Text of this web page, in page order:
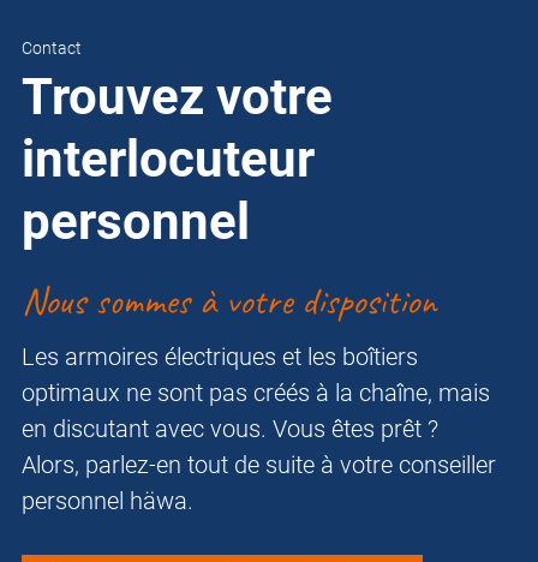
Contact
Trouvez votre
interlocuteur
personnel
Nous sommes à votre disposition
Les armoires électriques et les boîtiers
optimaux ne sont pas créés à la chaîne, mais
en discutant avec vous. Vous êtes prêt ?
Alors, parlez-en tout de suite à votre conseiller
personnel häwa.